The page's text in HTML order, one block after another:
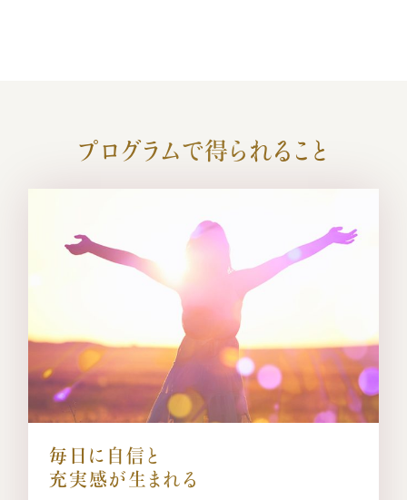
プログラムで得られること
毎日に自信と
充実感が生まれる